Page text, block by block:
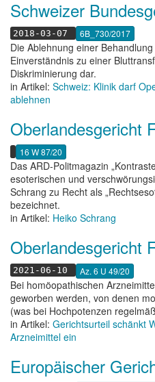
Schweizer
2018-03-07 6B_730/2017
Die Ablehnung einer
Einverständnis zu einer
Diskriminierung dar.
in Artikel: Schweiz: Klinik darf
ablehnen
Oberlandesgericht
16 W 87/20
Das ARD-Politmagazin
esoterischen und
Schrang zu Recht als
bezeichnet.
in Artikel: Heiko Schrang
Oberlandesgericht
2021-06-10 Az. 6 U 49/20
Bei homöopathischen
geworben werden, von denen
(was bei Hochpotenzen
in Artikel: Gerichtsurteil schänkt
Arzneimittel ein
Europäischer